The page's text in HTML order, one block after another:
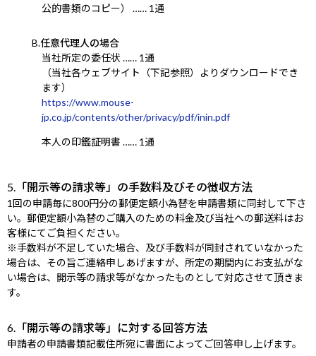
公的書類のコピー） …… 1通
B.任意代理人の場合
当社所定の委任状 …… 1通
（当社各ウェブサイト（下記参照）よりダウンロードでき
ます）
https://www.mouse-
jp.co.jp/contents/other/privacy/pdf/inin.pdf
本人の印鑑証明書 …… 1通
5.「開示等の請求等」の手数料及びその徴収方法
1回の申請毎に800円分の郵便定額小為替を申請書類に同封して下さ
い。郵便定額小為替のご購入のための料金及び当社への郵送料はお
客様にてご負担ください。
※手数料が不足していた場合、及び手数料が同封されていなかった
場合は、その旨ご連絡申しあげますが、所定の期間内にお支払がな
い場合は、開示等の請求等がなかったものとして対応させて頂きま
す。
6.「開示等の請求等」に対する回答方法
申請者の申請書類記載住所宛に書面によってご回答申し上げます。